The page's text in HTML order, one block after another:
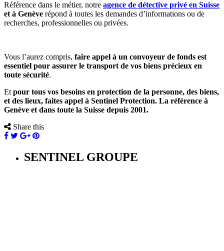
Référence dans le métier, notre agence de détective privé en Suisse
et à Genève répond à toutes les demandes d’informations ou de
recherches, professionnelles ou privées.
Vous l’aurez compris, faire appel à un convoyeur de fonds est
essentiel pour assurer le transport de vos biens précieux en
toute sécurité.
Et pour tous vos besoins en protection de la personne, des biens,
et des lieux, faites appel à Sentinel Protection. La référence à
Genève et dans toute la Suisse depuis 2001.
Share this
SENTINEL GROUPE